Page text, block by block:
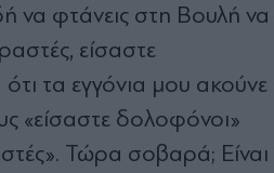
να φτάνεις στη Βουλή να
είσαστε
τα εγγόνια μου ακούνε
«είσαστε δολοφόνοι»
Τώρα σοβαρά; Είναι